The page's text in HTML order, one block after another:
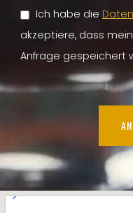
Ich habe die
akzeptiere, dass
Anfrage gespeichert